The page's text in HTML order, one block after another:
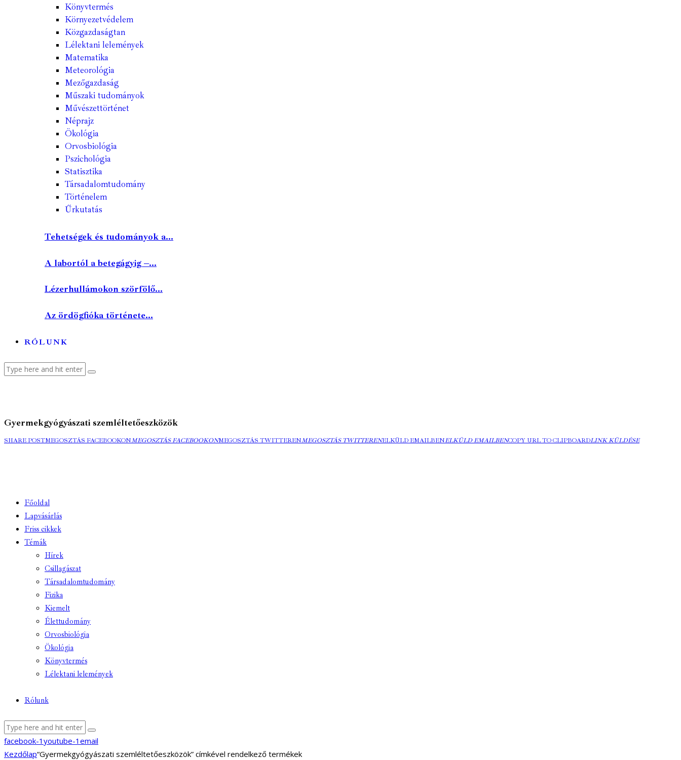
Könyvtermés
Környezetvédelem
Közgazdaságtan
Lélektani lelemények
Matematika
Meteorológia
Mezőgazdaság
Műszaki tudományok
Művészettörténet
Néprajz
Ökológia
Orvosbiológia
Pszichológia
Statisztika
Társadalomtudomány
Történelem
Űrkutatás
Tehetségek és tudományok a...
A labortól a betegágyig –...
Lézerhullámokon szörfölő...
Az ördögfióka története...
RÓLUNK
Gyermekgyógyászati szemléltetőeszközök
SHARE POSTMEGOSZTÁS FACEBOOKONMEGOSZTÁS FACEBOOKONMEGOSZTÁS TWITTERENMEGOSZTÁS TWITTERENELKÜLD EMAILBENELKÜLD EMAILBENCOPY URL TO CLIPBOARDLINK KÜLDÉSE
Főoldal
Lapvásárlás
Friss cikkek
Témák
Hírek
Csillagászat
Társadalomtudomány
Fizika
Kiemelt
Élettudomány
Orvosbiológia
Ökológia
Könyvtermés
Lélektani lelemények
Rólunk
facebook-1 youtube-1 email
Kezdőlap“Gyermekgyógyászati szemléltetőeszközök” címkével rendelkező termékek